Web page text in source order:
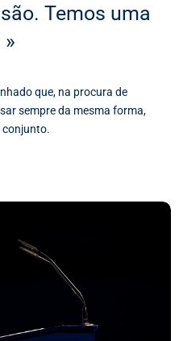
Temos uma
que, na procura de
sempre da mesma forma,
conjunto.